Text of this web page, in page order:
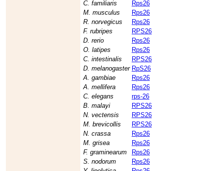
C. familiaris
Rps26
M. musculus
Rps26
R. norvegicus
Rps26
F. rubripes
RPS26
D. rerio
Rps26
O. latipes
Rps26
C. intestinalis
RPS26
D. melanogaster RpS26
A. gambiae
Rps26
A. mellifera
Rps26
C. elegans
rps-26
B. malayi
RPS26
N. vectensis
RPS26
M. brevicollis
RPS26
N. crassa
Rps26
M. grisea
Rps26
F. graminearum
Rps26
S. nodorum
Rps26